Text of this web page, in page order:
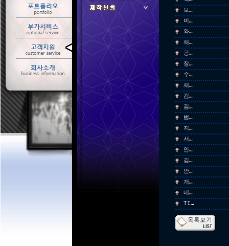
보…
미…
와…
채…
공…
장…
수…
채…
김…
김…
법…
지…
서…
안…
김…
안…
개…
네…
TI…
ㆍ 공지사항
ㆍ 자주묻는질문
ㆍ 온라인1:1문의
ㆍ 제작신청